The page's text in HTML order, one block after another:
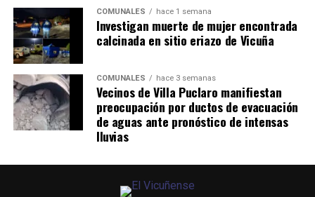
COMUNALES hace 1 semana
Investigan muerte de mujer encontrada
calcinada en sitio eriazo de Vicuña
COMUNALES hace 3 semanas
Vecinos de Villa Puclaro manifiestan
preocupación por ductos de evacuación
de aguas ante pronóstico de intensas
lluvias